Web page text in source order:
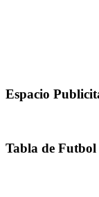
Espacio
Tabla de Futbol